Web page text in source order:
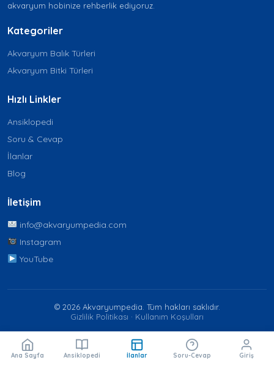
akvaryum hobinize rehberlik ediyoruz.
Kategoriler
Akvaryum Balık Türleri
Akvaryum Bitki Türleri
Hızlı Linkler
Ansiklopedi
Soru & Cevap
İlanlar
Blog
İletişim
info@akvaryumpedia.com
Instagram
YouTube
© 2026 Akvaryumpedia. Tüm hakları saklıdır.
Gizlilik Politikası · Kullanım Koşulları
Ana Sayfa Ansiklopedi İlanlar Soru-Cevap Giriş